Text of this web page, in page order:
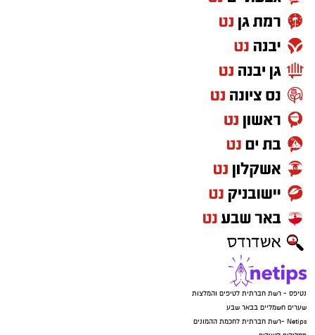
נטיפס - רשת חברתית לטיפים והמלצות
שערים חשמליים בבאר שבע
Netips -רשת חברתית לחכמת ההמונים